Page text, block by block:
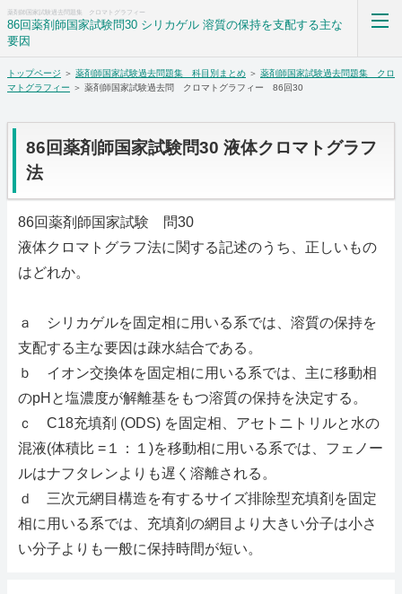
薬剤師国家試験過去問題集 クロマトグラフィー
86回薬剤師国家試験問30 シリカゲル 溶質の保持を支配する主な
要因
薬剤師国家試験過去問題集解答解説科目別まとめ
ホーム
RSS購読
トップページ ＞ 薬剤師国家試験過去問題集 科目別まとめ ＞ 薬剤師国家試験過去問題集 クロ
マトグラフィー ＞ 薬剤師国家試験過去問 クロマトグラフィー 86回30
86回薬剤師国家試験問30 液体クロマトグラフ
法
86回薬剤師国家試験 問30
液体クロマトグラフ法に関する記述のうち、正しいもの
はどれか。
ａ シリカゲルを固定相に用いる系では、溶質の保持を
支配する主な要因は疎水結合である。
ｂ イオン交換体を固定相に用いる系では、主に移動相
のpHと塩濃度が解離基をもつ溶質の保持を決定する。
ｃ C18充填剤 (ODS) を固定相、アセトニトリルと水の
混液(体積比 =１：１)を移動相に用いる系では、フェノー
ルはナフタレンよりも遅く溶離される。
ｄ 三次元網目構造を有するサイズ排除型充填剤を固定
相に用いる系では、充填剤の網目より大きい分子は小さ
い分子よりも一般に保持時間が短い。